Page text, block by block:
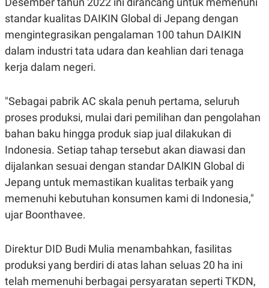
S
T
D
A
T
A
E
S
N
T
A
N
T
L
S
U
S
JARINGAN
K
O
N
N
A
C
A
P
R
R
E
L
E
standar kualitas DAIKIN Global di Jepang dengan
mengintegrasikan pengalaman 100 tahun DAIKIN
dalam industri tata udara dan keahlian dari tenaga
kerja dalam negeri.
"Sebagai pabrik AC skala penuh pertama, seluruh
proses produksi, mulai dari pemilihan dan pengolahan
bahan baku hingga produk siap jual dilakukan di
Indonesia. Setiap tahap tersebut akan diawasi dan
dijalankan sesuai dengan standar DAlKIN Global di
Jepang untuk memastikan kualitas terbaik yang
memenuhi kebutuhan konsumen kami di Indonesia,"
ujar Boonthavee.
Direktur DID Budi Mulia menambahkan, fasilitas
produksi yang berdiri di atas lahan seluas 20 ha ini
telah memenuhi berbagai persyaratan seperti TKDN,